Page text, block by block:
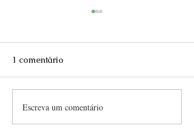
Da Roma Antiga à
Modernidade: A
1 comentário
Escreva um comentário